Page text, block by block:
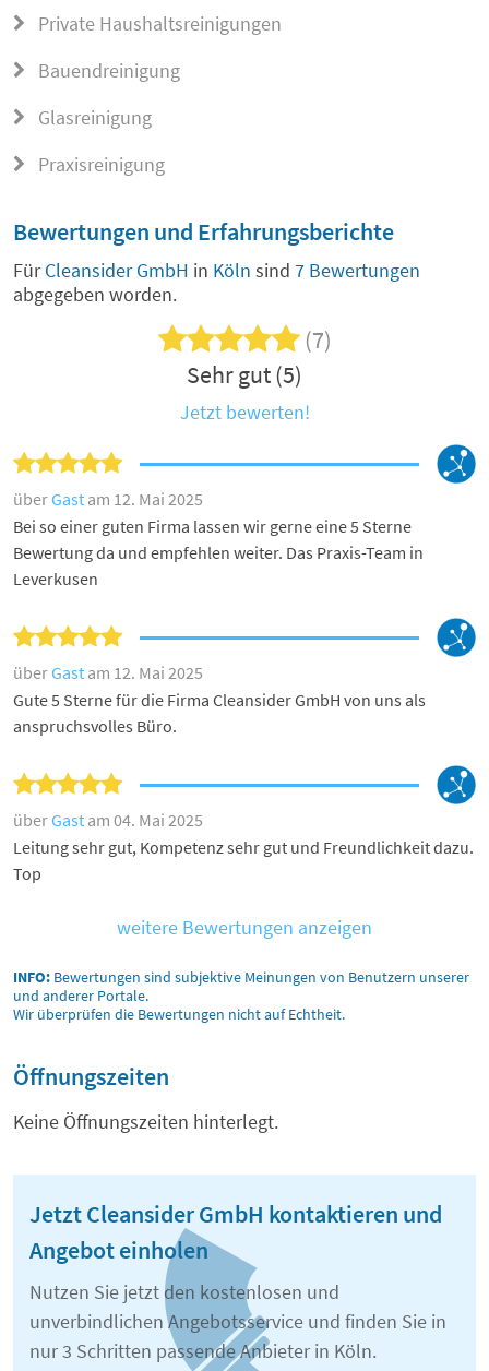
Private Haushaltsreinigungen
Bauendreinigung
Glasreinigung
Praxisreinigung
Bewertungen und Erfahrungsberichte
FürCleansider GmbH in Köln sind 7 Bewertungen
abgegeben worden.
(7)
Sehr gut (5)
Jetzt bewerten!
überGast am 12. Mai 2025
Bei so einer guten Firma lassen wir gerne eine 5 Sterne
Bewertung da und empfehlen weiter. Das Praxis-Team in
Leverkusen
überGast am 12. Mai 2025
Gute 5 Sterne für die Firma Cleansider GmbH von uns als
anspruchsvolles Büro.
überGast am 04. Mai 2025
Leitung sehr gut, Kompetenz sehr gut und Freundlichkeit dazu.
Top
weitere Bewertungen anzeigen
INFO: Bewertungen sind subjektive Meinungen von Benutzern unserer
und anderer Portale.
Wir überprüfen die Bewertungen nicht auf Echtheit.
Öffnungszeiten
Keine Öffnungszeiten hinterlegt.
Jetzt Cleansider GmbH kontaktieren und
Angebot einholen
Nutzen Sie jetzt den kostenlosen und
unverbindlichen Angebotsservice und finden Sie in
nur 3 Schritten passende Anbieter in Köln.